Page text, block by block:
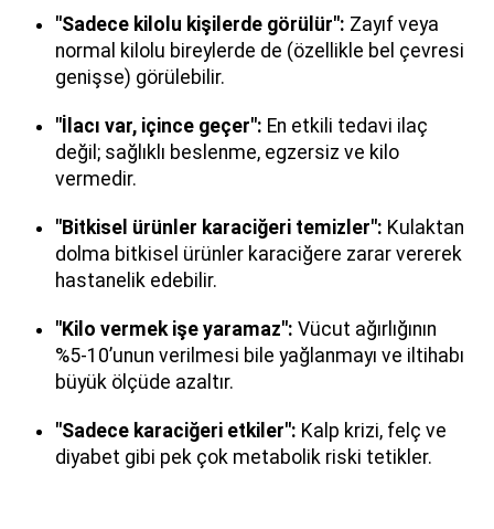
"Sadece kilolu kişilerde görülür": Zayıf veya
normal kilolu bireylerde de (özellikle bel çevresi
genişse) görülebilir.
"İlacı var, içince geçer": En etkili tedavi ilaç
değil; sağlıklı beslenme, egzersiz ve kilo
vermedir.
"Bitkisel ürünler karaciğeri temizler": Kulaktan
dolma bitkisel ürünler karaciğere zarar vererek
hastanelik edebilir.
"Kilo vermek işe yaramaz": Vücut ağırlığının
%5-10’unun verilmesi bile yağlanmayı ve iltihabı
büyük ölçüde azaltır.
"Sadece karaciğeri etkiler": Kalp krizi, felç ve
diyabet gibi pek çok metabolik riski tetikler.